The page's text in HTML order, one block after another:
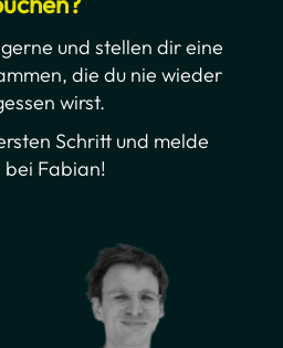
und stellen dir eine
die du nie wieder
wirst.
Schritt und melde
bei Fabian!